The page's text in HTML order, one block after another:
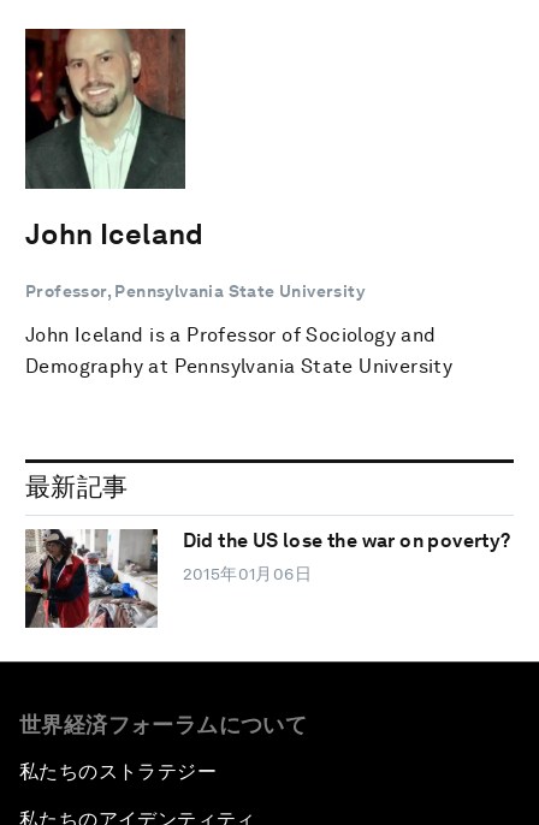
John Iceland
Professor, Pennsylvania State University
John Iceland is a Professor of Sociology and
Demography at Pennsylvania State University
最新記事
Did the US lose the war on poverty?
2015年01月06日
世界経済フォーラムについて
私たちのストラテジー
私たちのアイデンティティ